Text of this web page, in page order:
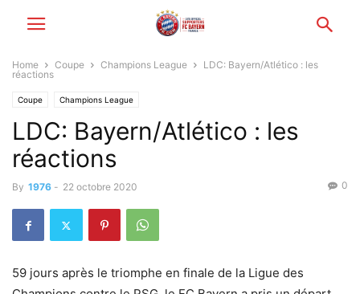
Home Coupe Champions League
LDC: Bayern/Atlético : les
réactions
Coupe Champions League
LDC: Bayern/Atlético : les
réactions
By 1976 - 22 octobre 2020 0
59 jours après le triomphe en finale de la Ligue des